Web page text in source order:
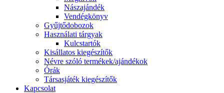
Nászajándék
Vendégkönyv
Gyűjtődobozok
Használati tárgyak
Kulcstartók
Kisállatos kiegészítők
Névre szóló termékek/ajándékok
Órák
Társasjáték kiegészítők
Kapcsolat